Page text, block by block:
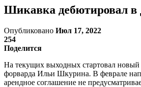
Шикавка дебютировал в
Опубликовано Июл 17, 2022
254
Поделится
На текущих выходных стартовал новый
форварда Ильи Шкурина. В феврале
арендное соглашение не